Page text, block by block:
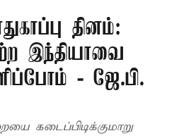
தினம்:
இந்தியாவை
- ஜே.பி.
கடைப்பிடிக்குமாறு